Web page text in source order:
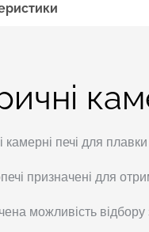
печі для
призначені для
можливість